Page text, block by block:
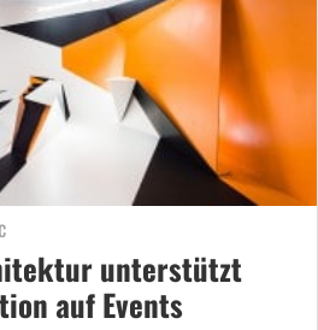
unterstützt
auf Events